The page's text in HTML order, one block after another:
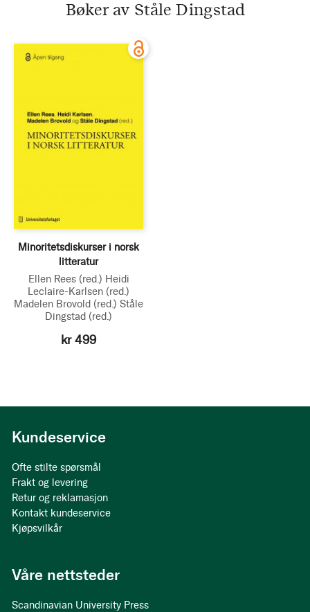
Bøker av Ståle Dingstad
Minoritetsdiskurser i norsk
litteratur
Ellen Rees (red.) Heidi
Leclaire-Karlsen (red.)
Madelen Brovold (red.) Ståle
Dingstad (red.)
kr 499
Kundeservice
Ofte stilte spørsmål
Frakt og levering
Retur og reklamasjon
Kontakt kundeservice
Kjøpsvilkår
Våre nettsteder
Scandinavian University Press